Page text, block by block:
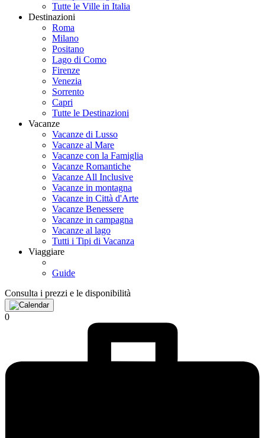
Tutte le Ville in Italia
Destinazioni
Roma
Milano
Positano
Lago di Como
Firenze
Venezia
Sorrento
Capri
Tutte le Destinazioni
Vacanze
Vacanze di Lusso
Vacanze al Mare
Vacanze con la Famiglia
Vacanze Romantiche
Vacanze All Inclusive
Vacanze in montagna
Vacanze in Città d'Arte
Vacanze Benessere
Vacanze in campagna
Vacanze al lago
Tutti i Tipi di Vacanza
Viaggiare
Guide
Consulta i prezzi e le disponibilità
0